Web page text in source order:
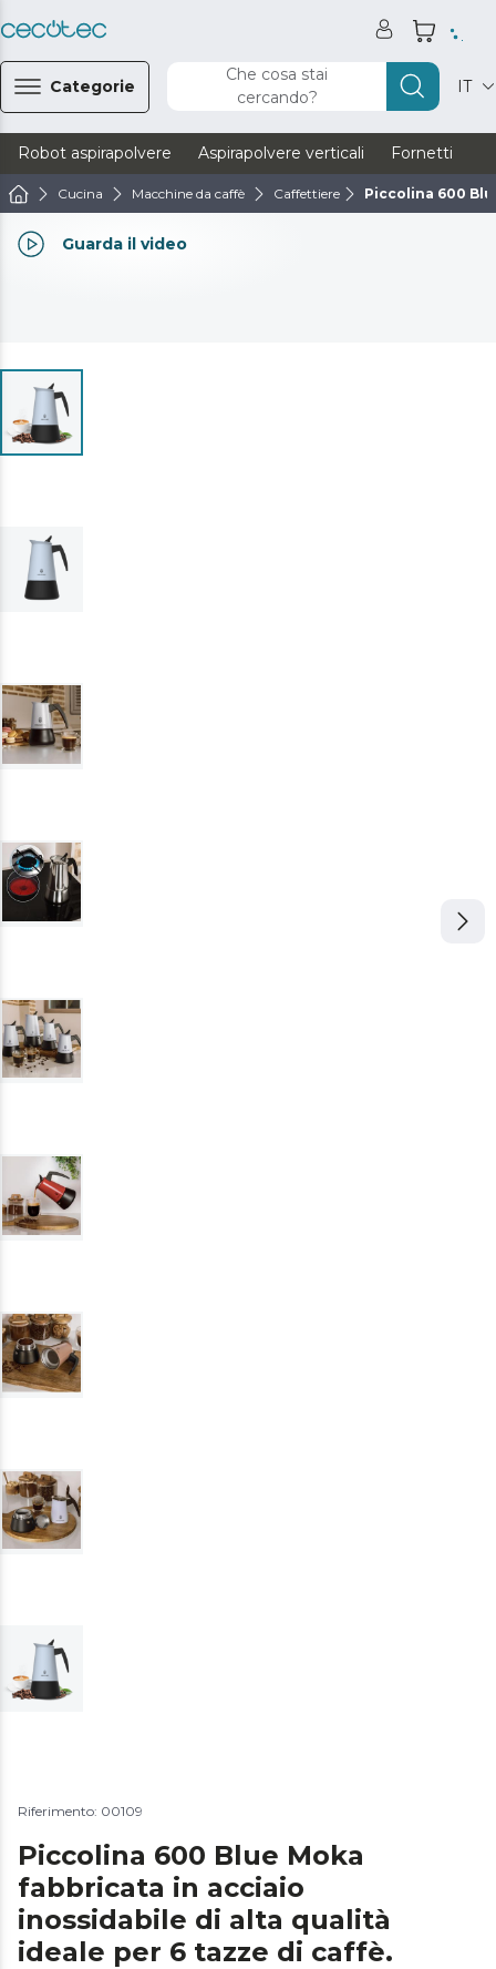
Categorie
Che cosa stai
cercando?
IT
Robot aspirapolvere Aspirapolvere verticali Fornetti
Cucina Macchine da caffè Caffettiere Piccolina 600
Guarda il video
Riferimento: 00109
Piccolina 600 Blue Moka
fabbricata in acciaio
inossidabile di alta qualità
ideale per 6 tazze di caffè.